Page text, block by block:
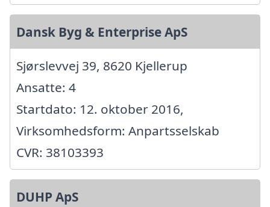
Dansk Byg & Enterprise ApS
Sjørslevvej 39, 8620 Kjellerup
Ansatte: 4
Startdato: 12. oktober 2016,
Virksomhedsform: Anpartsselskab
CVR: 38103393
DUHP ApS